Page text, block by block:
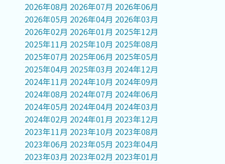
2026年08月 2026年07月 2026年06月
2026年05月 2026年04月 2026年03月
2026年02月 2026年01月 2025年12月
2025年11月 2025年10月 2025年08月
2025年07月 2025年06月 2025年05月
2025年04月 2025年03月 2024年12月
2024年11月 2024年10月 2024年09月
2024年08月 2024年07月 2024年06月
2024年05月 2024年04月 2024年03月
2024年02月 2024年01月 2023年12月
2023年11月 2023年10月 2023年08月
2023年06月 2023年05月 2023年04月
2023年03月 2023年02月 2023年01月